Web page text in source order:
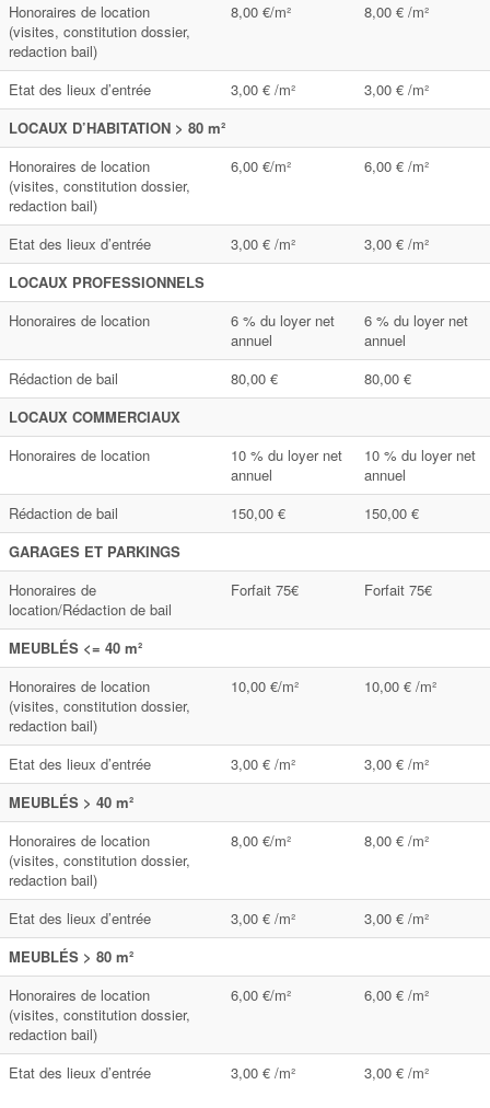
Honoraires de location
(visites, constitution dossier,
redaction bail)
8,00 €/m² 8,00 € /m²
Etat des lieux d’entrée 3,00 € /m²
3,00 € /m²
LOCAUX D’HABITATION > 80 m²
Honoraires de location
(visites, constitution dossier,
redaction bail)
6,00 €/m² 6,00 € /m²
Etat des lieux d’entrée 3,00 € /m²
3,00 € /m²
LOCAUX PROFESSIONNELS
Honoraires de location
6 % du loyer net
annuel
6 % du loyer net
annuel
Rédaction de bail
80,00 €
80,00 €
LOCAUX COMMERCIAUX
Honoraires de location
10 % du loyer net
annuel
10 % du loyer net
annuel
Rédaction de bail
150,00 €
150,00 €
GARAGES ET PARKINGS
Honoraires de
location/Rédaction de bail
Forfait 75€ Forfait 75€
MEUBLÉS <= 40 m²
Honoraires de location
(visites, constitution dossier,
redaction bail)
10,00 €/m² 10,00 € /m²
Etat des lieux d’entrée 3,00 € /m²
3,00 € /m²
MEUBLÉS > 40 m²
Honoraires de location
(visites, constitution dossier,
redaction bail)
8,00 €/m² 8,00 € /m²
Etat des lieux d’entrée 3,00 € /m²
3,00 € /m²
MEUBLÉS > 80 m²
Honoraires de location
(visites, constitution dossier,
redaction bail)
6,00 €/m² 6,00 € /m²
Etat des lieux d’entrée 3,00 € /m² 3,00 € /m²